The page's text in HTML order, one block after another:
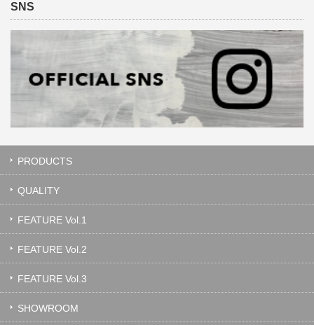
SNS
PRODUCTS
QUALITY
FEATURE Vol.1
FEATURE Vol.2
FEATURE Vol.3
SHOWROOM